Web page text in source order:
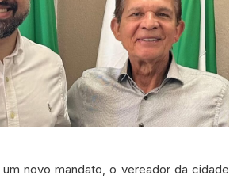
novo mandato, o vereador da cidade